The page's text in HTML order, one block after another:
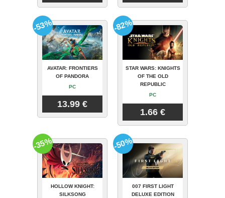
AVATAR: FRONTIERS
OF PANDORA
PC
13.99 €
-53%
STAR WARS: KNIGHTS
OF THE OLD
REPUBLIC
PC
1.66 €
-82%
HOLLOW KNIGHT:
SILKSONG
-35%
007 FIRST LIGHT
DELUXE EDITION
-50%